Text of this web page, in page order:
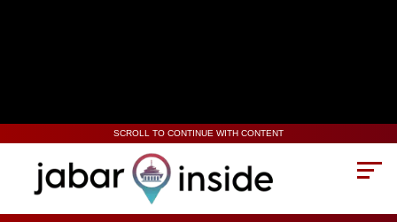
SCROLL TO CONTINUE WITH CONTENT